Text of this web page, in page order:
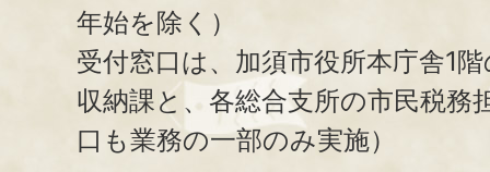
年始を除く）
受付窓口は、加須市役所本庁舎1
収納課と、 各総合支所の市民税務
口も業務の一部のみ実施）